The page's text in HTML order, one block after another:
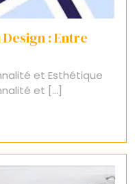
: Entre
et Esthétique
et [...]